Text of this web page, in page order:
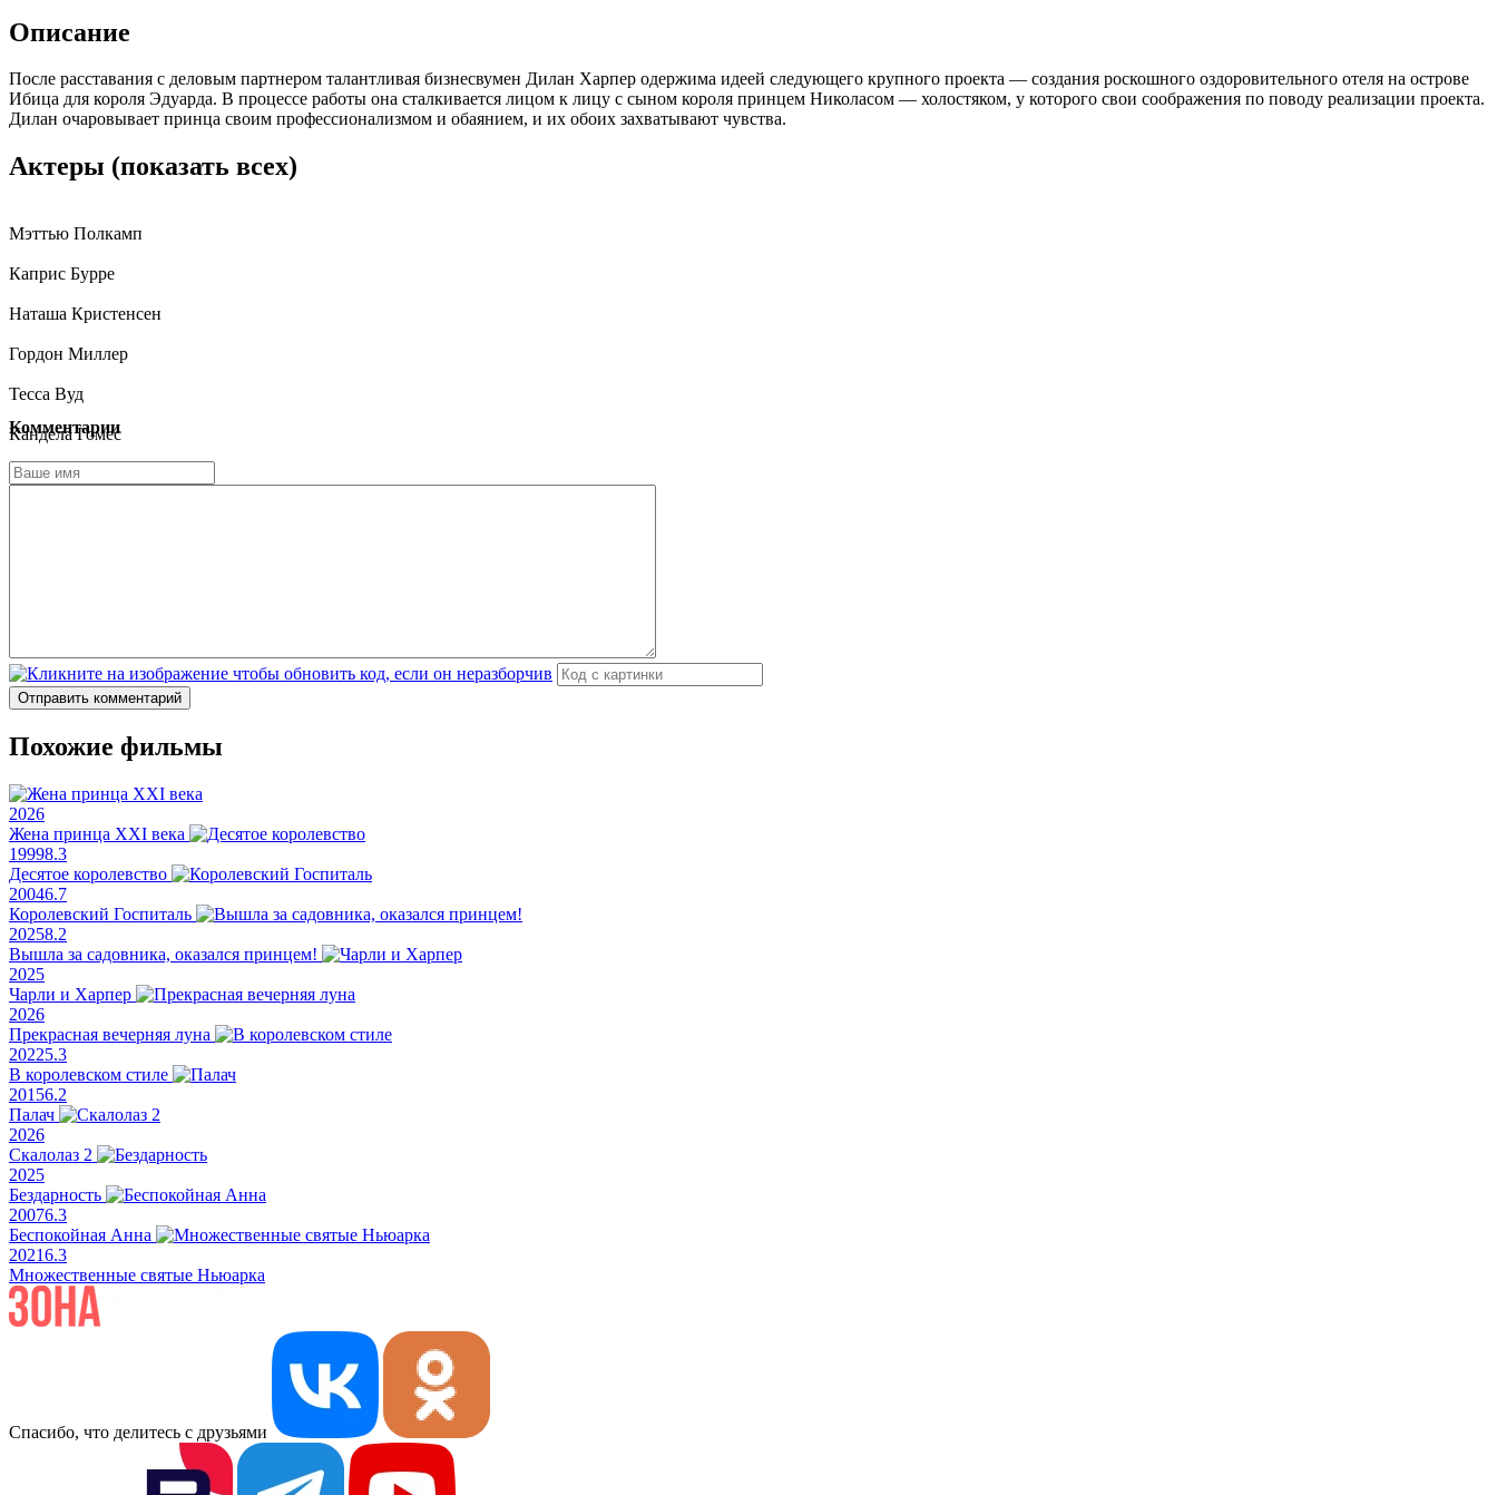
Описание
После расставания с деловым партнером талантливая бизнесвумен Дилан Харпер одержима идеей следующего крупного проекта — создания роскошного оздоровительного отеля на острове
Ибица для короля Эдуарда. В процессе работы она сталкивается лицом к лицу с сыном короля принцем Николасом — холостяком, у которого свои соображения по поводу реализации проекта.
Дилан очаровывает принца своим профессионализмом и обаянием, и их обоих захватывают чувства.
Актеры (показать всех)
Мэттью Полкамп
Каприс Бурре
Наташа Кристенсен
Гордон Миллер
Тесса Вуд
Кандела Гомес
Грэм Притц-Беннетт
Комментарии
Отправить комментарий
Похожие фильмы
2026
Жена принца XXI века
19998.3
Десятое королевство
20046.7
Королевский Госпиталь
20258.2
Вышла за садовника, оказался принцем!
2025
Чарли и Харпер
2026
Прекрасная вечерняя луна
20225.3
В королевском стиле
20156.2
Палач
2026
Скалолаз 2
2025
Бездарность
20076.3
Беспокойная Анна
20216.3
Множественные святые Ньюарка
Спасибо, что делитесь с друзьями